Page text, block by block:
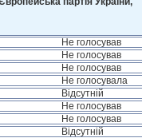
Не голосував
Не голосував
Не голосував
Не голосувала
Відсутній
Не голосував
Не голосував
Відсутній